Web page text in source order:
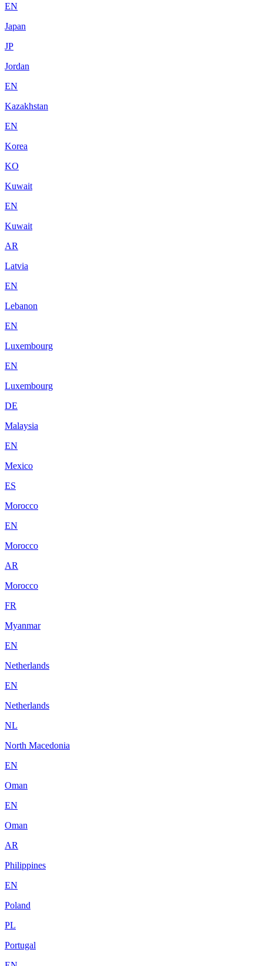
EN
Japan
JP
Jordan
EN
Kazakhstan
EN
Korea
KO
Kuwait
EN
Kuwait
AR
Latvia
EN
Lebanon
EN
Luxembourg
EN
Luxembourg
DE
Malaysia
EN
Mexico
ES
Morocco
EN
Morocco
AR
Morocco
FR
Myanmar
EN
Netherlands
EN
Netherlands
NL
North Macedonia
EN
Oman
EN
Oman
AR
Philippines
EN
Poland
PL
Portugal